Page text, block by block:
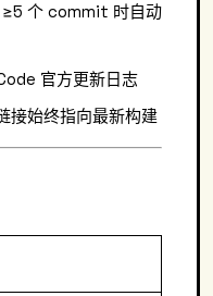
≥5 个 commit 时自动
官方更新日志
接始终指向最新构建